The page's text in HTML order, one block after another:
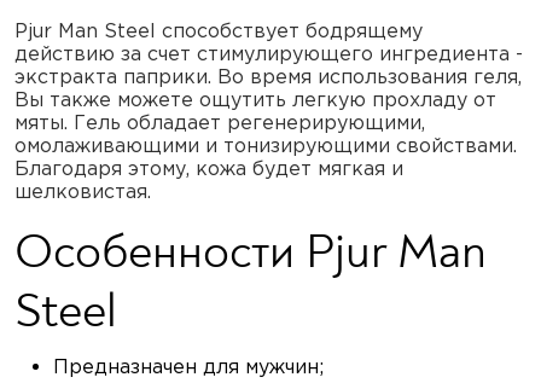
Pjur Man Steel способствует бодрящему
действию за счет стимулирующего ингредиента -
экстракта паприки. Во время использования геля,
Вы также можете ощутить легкую прохладу от
мяты. Гель обладает регенерирующими,
омолаживающими и тонизирующими свойствами.
Благодаря этому, кожа будет мягкая и
шелковистая.
Особенности Pjur Man
Steel
Предназначен для мужчин;